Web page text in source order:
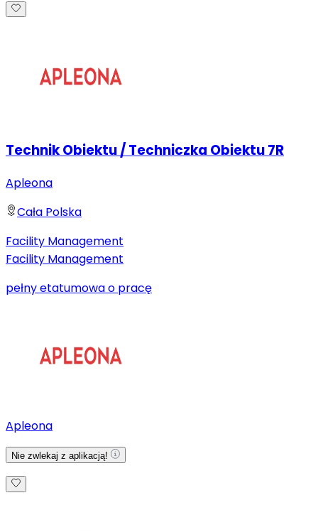
Technik Obiektu / Techniczka Obiektu 7R
Apleona
Cała Polska
Facility Management
Facility Management
pełny etatumowa o pracę
Apleona
Nie zwlekaj z aplikacją!